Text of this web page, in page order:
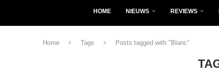
HOME NIEUWS REVIEWS
Home Tags Posts tagged with "Blanc"